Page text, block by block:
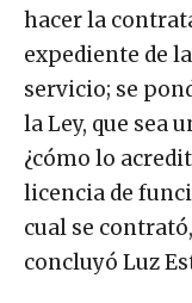
hacer la
expediente de
servicio; se
la Ley, que sea
¿cómo lo
licencia de
cual se
concluyó Luz